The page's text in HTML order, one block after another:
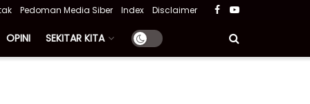
Pedoman Media Siber Index Disclaimer
OPINI SEKITAR KITA